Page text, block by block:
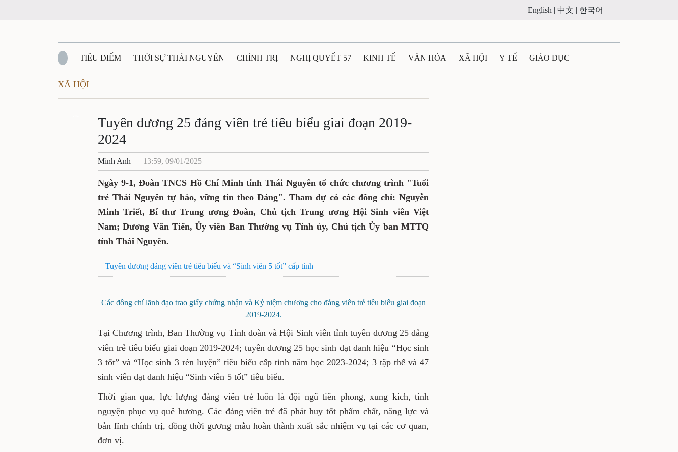
English | 中文 | 한국어
TIÊU ĐIỂM THỜI SỰ THÁI NGUYÊN CHÍNH TRỊ NGHỊ QUYẾT 57 KINH TẾ VĂN HÓA XÃ HỘI Y TẾ GIÁO DỤC
QUỐC PHÒNG - AN NINH
QUÊ HƯƠNG - ĐẤT NƯỚC QUỐC TẾ TÀI NGUYÊN - MÔI TRƯỜNG THỂ THAO THÔNG TIN - QUẢNG CÁO
XÃ HỘI
Tuyên dương 25 đảng viên trẻ tiêu biểu giai đoạn 2019-
2024
Minh Anh 13:59, 09/01/2025
Ngày 9-1, Đoàn TNCS Hồ Chí Minh tỉnh Thái Nguyên tổ chức chương trình "Tuổi
trẻ Thái Nguyên tự hào, vững tin theo Đảng". Tham dự có các đồng chí: Nguyễn
Minh Triết, Bí thư Trung ương Đoàn, Chủ tịch Trung ương Hội Sinh viên Việt
Nam; Dương Văn Tiến, Ủy viên Ban Thường vụ Tỉnh ủy, Chủ tịch Ủy ban MTTQ
tỉnh Thái Nguyên.
Tuyên dương đảng viên trẻ tiêu biểu và “Sinh viên 5 tốt” cấp tỉnh
Các đồng chí lãnh đạo trao giấy chứng nhận và Kỷ niệm chương cho đảng viên trẻ tiêu biểu giai đoạn
2019-2024.
Tại Chương trình, Ban Thường vụ Tỉnh đoàn và Hội Sinh viên tỉnh tuyên dương 25 đảng
viên trẻ tiêu biểu giai đoạn 2019-2024; tuyên dương 25 học sinh đạt danh hiệu “Học sinh
3 tốt” và “Học sinh 3 rèn luyện” tiêu biểu cấp tỉnh năm học 2023-2024; 3 tập thể và 47
sinh viên đạt danh hiệu “Sinh viên 5 tốt” tiêu biểu.
Thời gian qua, lực lượng đảng viên trẻ luôn là đội ngũ tiên phong, xung kích, tình
nguyện phục vụ quê hương. Các đảng viên trẻ đã phát huy tốt phẩm chất, năng lực và
bản lĩnh chính trị, đồng thời gương mẫu hoàn thành xuất sắc nhiệm vụ tại các cơ quan,
đơn vị.